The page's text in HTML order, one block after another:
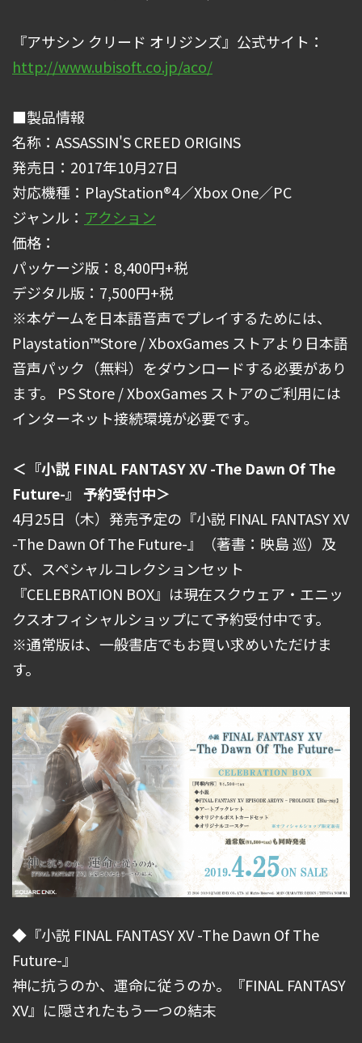
『アサシン クリード オリジンズ』公式サイト：
http://www.ubisoft.co.jp/aco/
■製品情報
名称：ASSASSIN'S CREED ORIGINS
発売日：2017年10月27日
対応機種：PlayStation®4／Xbox One／PC
ジャンル： アクション
価格：
パッケージ版：8,400円+税
デジタル版：7,500円+税
※本ゲームを日本語音声でプレイするためには、
Playstation™Store / XboxGames ストアより日本語
音声パック（無料）をダウンロードする必要があり
ます。 PS Store / XboxGames ストアのご利用には
インターネット接続環境が必要です。
＜『小説 FINAL FANTASY XV -The Dawn Of The
Future-』 予約受付中＞
4月25日（木）発売予定の『小説 FINAL FANTASY XV
-The Dawn Of The Future-』（著書：映島 巡）及
び、スペシャルコレクションセット
『CELEBRATION BOX』は現在スクウェア・エニッ
クスオフィシャルショップにて予約受付中です。
※通常版は、一般書店でもお買い求めいただけま
す。
◆『小説 FINAL FANTASY XV -The Dawn Of The
Future-』
神に抗うのか、運命に従うのか。『FINAL FANTASY
XV』に隠されたもう一つの結末